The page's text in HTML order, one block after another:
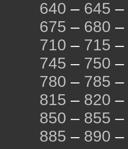
640 – 645 –
675 – 680 –
710 – 715 –
745 – 750 –
780 – 785 –
815 – 820 –
850 – 855 –
885 – 890 –